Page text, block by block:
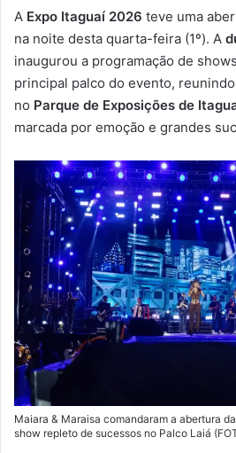
e
m
a
A Expo Itaguaí 2026 teve uma
na noite desta quarta-feira (1º). A
inaugurou a programação de
principal palco do evento,
no Parque de Exposições de
marcada por emoção e grandes
Maiara & Maraisa comandaram a abertura
show repleto de sucessos no Palco Laiá